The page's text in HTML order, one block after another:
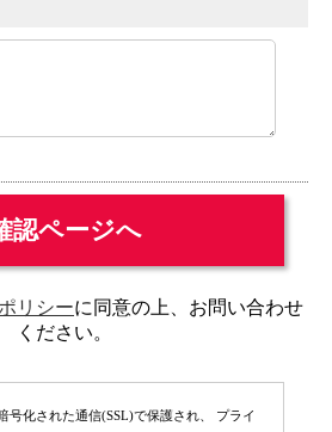
リシーに同意の上、お問い合わせ
ください。
号化された通信(SSL)で保護され、 プライ